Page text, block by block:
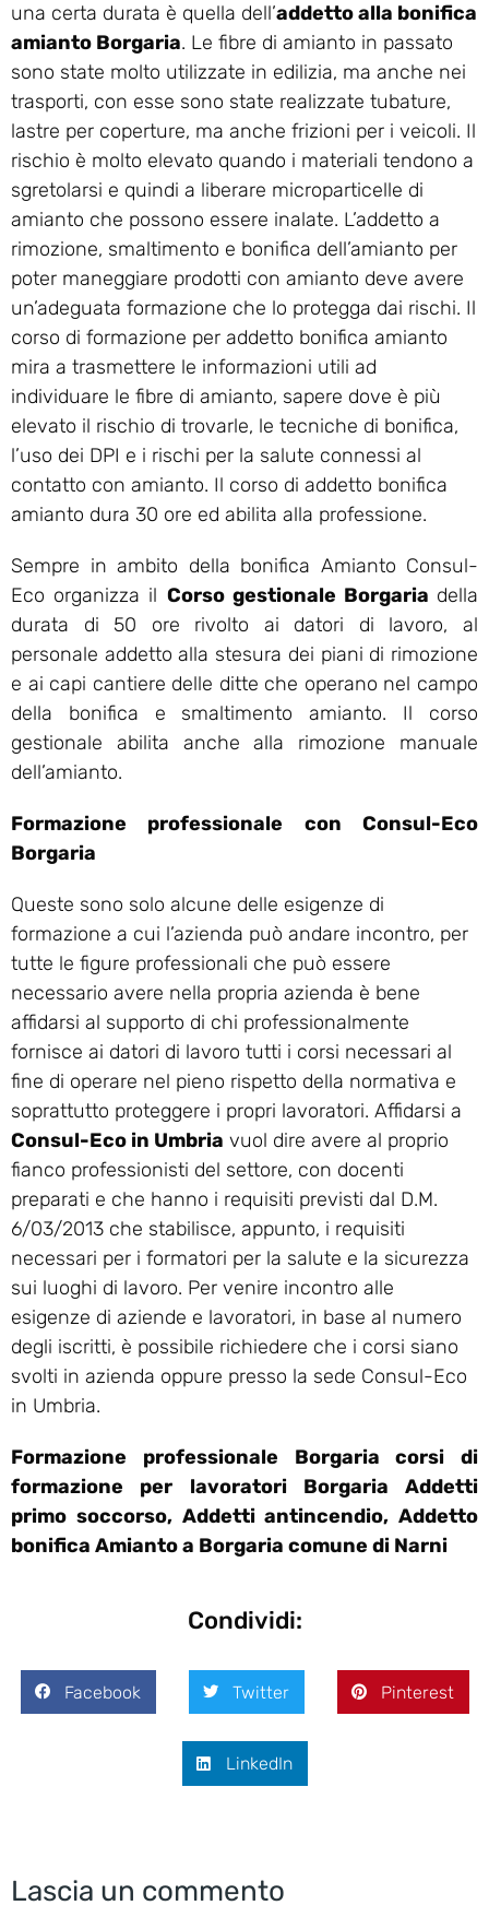
una certa durata è quella dell’addetto alla bonifica
amianto Borgaria. Le fibre di amianto in passato
sono state molto utilizzate in edilizia, ma anche nei
trasporti, con esse sono state realizzate tubature,
lastre per coperture, ma anche frizioni per i veicoli. Il
rischio è molto elevato quando i materiali tendono a
sgretolarsi e quindi a liberare microparticelle di
amianto che possono essere inalate. L’addetto a
rimozione, smaltimento e bonifica dell’amianto per
poter maneggiare prodotti con amianto deve avere
un’adeguata formazione che lo protegga dai rischi. Il
corso di formazione per addetto bonifica amianto
mira a trasmettere le informazioni utili ad
individuare le fibre di amianto, sapere dove è più
elevato il rischio di trovarle, le tecniche di bonifica,
l’uso dei DPI e i rischi per la salute connessi al
contatto con amianto. Il corso di addetto bonifica
amianto dura 30 ore ed abilita alla professione.
Sempre in ambito della bonifica Amianto Consul-
Eco organizza il Corso gestionale Borgaria della
durata di 50 ore rivolto ai datori di lavoro, al
personale addetto alla stesura dei piani di rimozione
e ai capi cantiere delle ditte che operano nel campo
della bonifica e smaltimento amianto. Il corso
gestionale abilita anche alla rimozione manuale
dell’amianto.
Formazione professionale con Consul-Eco
Borgaria
Queste sono solo alcune delle esigenze di
formazione a cui l’azienda può andare incontro, per
tutte le figure professionali che può essere
necessario avere nella propria azienda è bene
affidarsi al supporto di chi professionalmente
fornisce ai datori di lavoro tutti i corsi necessari al
fine di operare nel pieno rispetto della normativa e
soprattutto proteggere i propri lavoratori. Affidarsi a
Consul-Eco in Umbria vuol dire avere al proprio
fianco professionisti del settore, con docenti
preparati e che hanno i requisiti previsti dal D.M.
6/03/2013 che stabilisce, appunto, i requisiti
necessari per i formatori per la salute e la sicurezza
sui luoghi di lavoro. Per venire incontro alle
esigenze di aziende e lavoratori, in base al numero
degli iscritti, è possibile richiedere che i corsi siano
svolti in azienda oppure presso la sede Consul-Eco
in Umbria.
Formazione professionale Borgaria corsi di
formazione per lavoratori Borgaria Addetti
primo soccorso, Addetti antincendio, Addetto
bonifica Amianto a Borgaria comune di Narni
Condividi:
Facebook Twitter Pinterest
LinkedIn
Lascia un commento